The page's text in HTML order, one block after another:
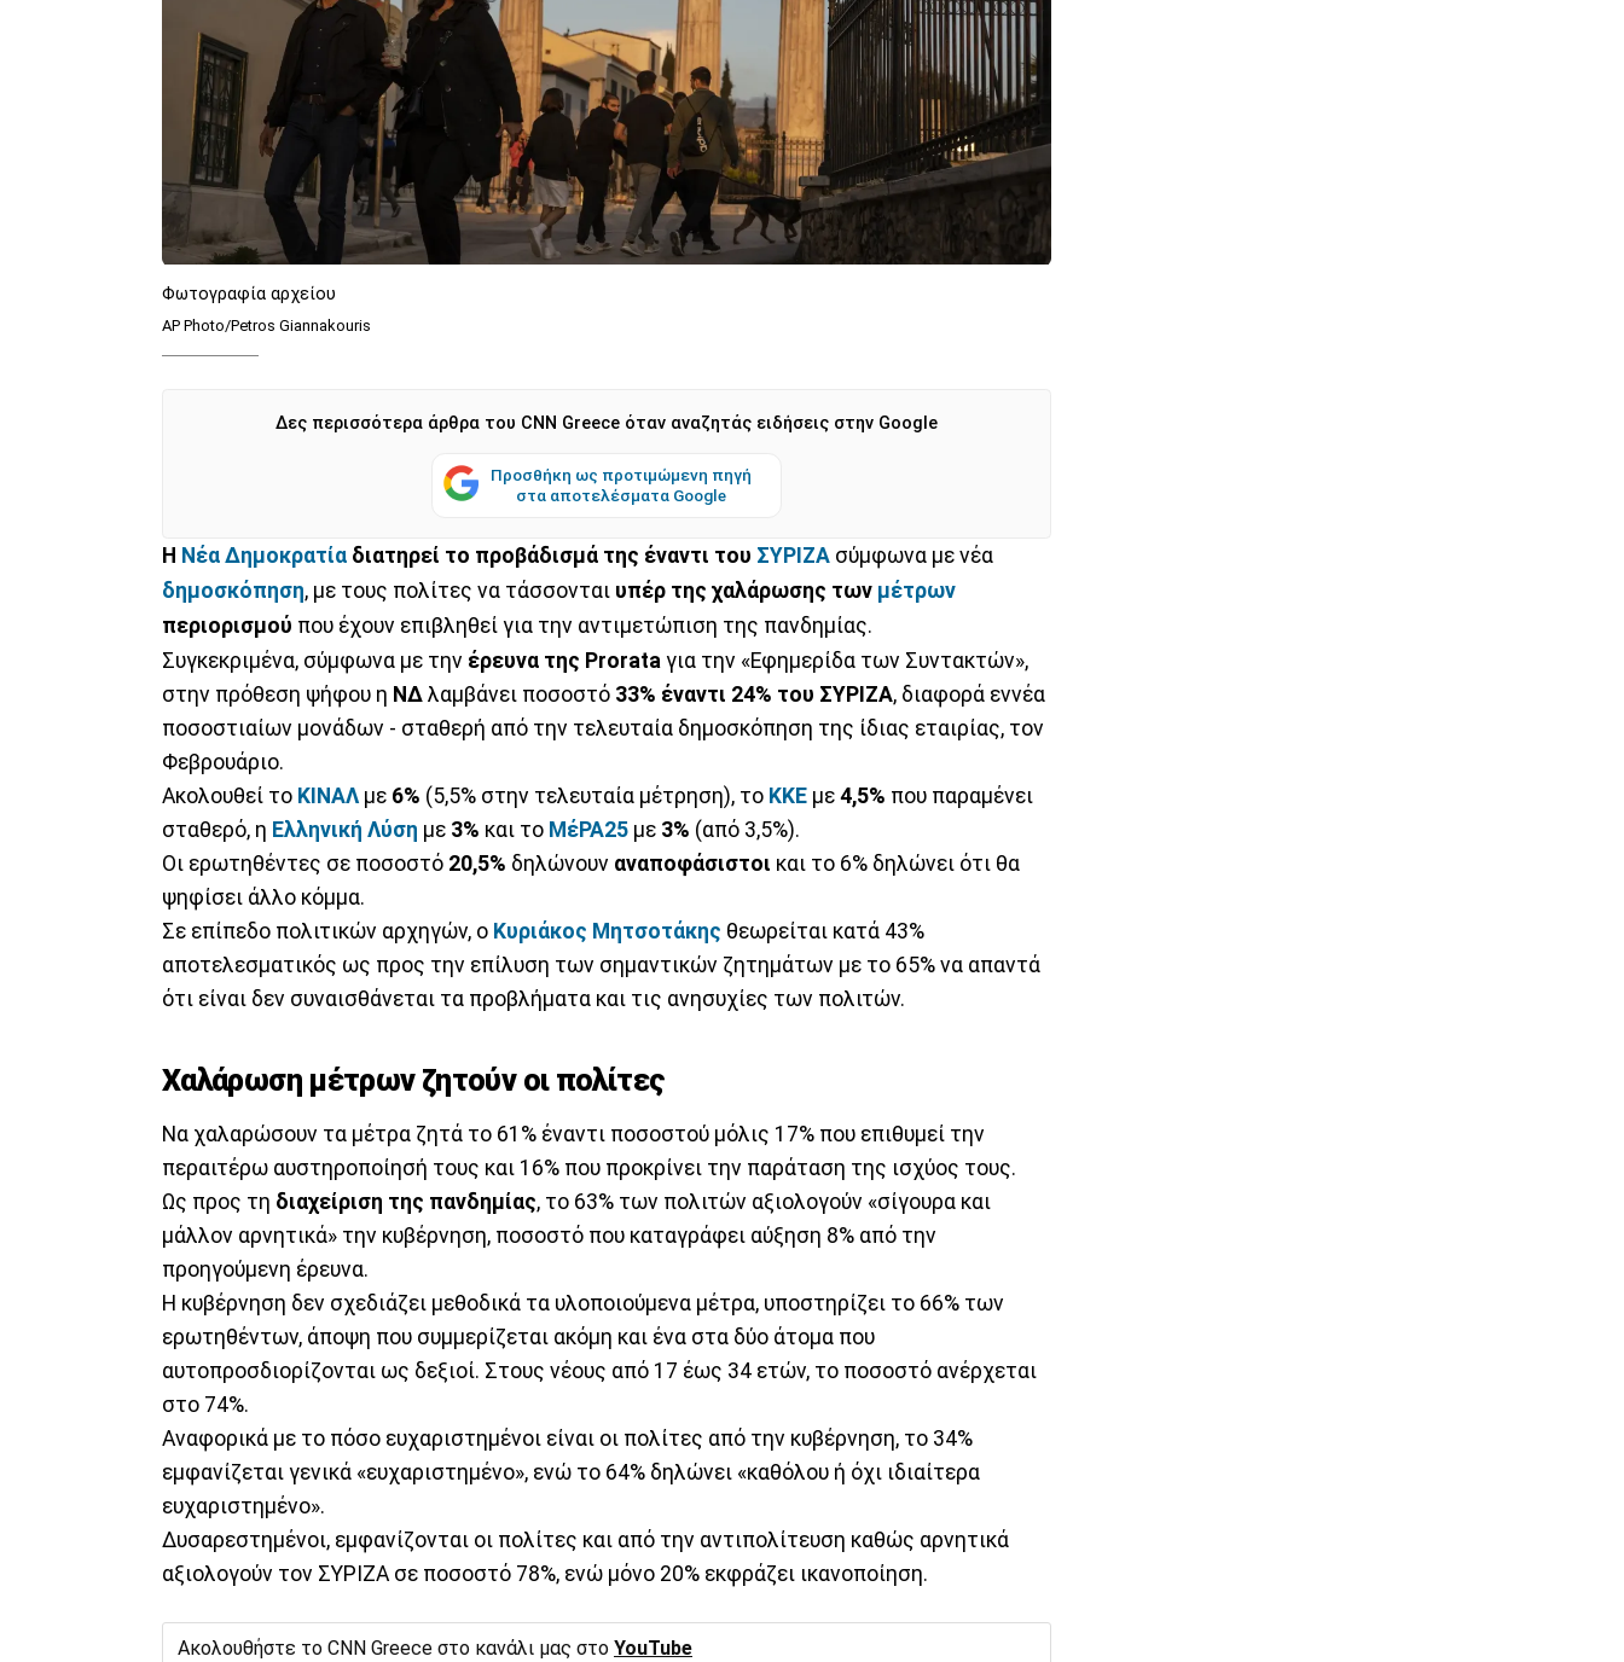
Φωτογραφία αρχείου
AP Photo/Petros Giannakouris
Δες περισσότερα άρθρα του CNN Greece όταν αναζητάς ειδήσεις στην Google
Προσθήκη ως προτιμώμενη πηγή
στα αποτελέσματα Google
Η Νέα Δημοκρατία διατηρεί το προβάδισμά της έναντι του ΣΥΡΙΖΑ σύμφωνα με νέα
δημοσκόπηση, με τους πολίτες να τάσσονται υπέρ της χαλάρωσης των μέτρων
περιορισμού που έχουν επιβληθεί για την αντιμετώπιση της πανδημίας.
Συγκεκριμένα, σύμφωνα με την έρευνα της Prorata για την «Εφημερίδα των Συντακτών»,
στην πρόθεση ψήφου η ΝΔ λαμβάνει ποσοστό 33% έναντι 24% του ΣΥΡΙΖΑ, διαφορά εννέα
ποσοστιαίων μονάδων - σταθερή από την τελευταία δημοσκόπηση της ίδιας εταιρίας, τον
Φεβρουάριο.
Ακολουθεί το ΚΙΝΑΛ με 6% (5,5% στην τελευταία μέτρηση), το ΚΚΕ με 4,5% που παραμένει
σταθερό, η Ελληνική Λύση με 3% και το ΜέΡΑ25 με 3% (από 3,5%).
Οι ερωτηθέντες σε ποσοστό 20,5% δηλώνουν αναποφάσιστοι και το 6% δηλώνει ότι θα
ψηφίσει άλλο κόμμα.
Σε επίπεδο πολιτικών αρχηγών, ο Κυριάκος Μητσοτάκης θεωρείται κατά 43%
αποτελεσματικός ως προς την επίλυση των σημαντικών ζητημάτων με το 65% να απαντά
ότι είναι δεν συναισθάνεται τα προβλήματα και τις ανησυχίες των πολιτών.
Χαλάρωση μέτρων ζητούν οι πολίτες
Να χαλαρώσουν τα μέτρα ζητά το 61% έναντι ποσοστού μόλις 17% που επιθυμεί την
περαιτέρω αυστηροποίησή τους και 16% που προκρίνει την παράταση της ισχύος τους.
Ως προς τη διαχείριση της πανδημίας, το 63% των πολιτών αξιολογούν «σίγουρα και
μάλλον αρνητικά» την κυβέρνηση, ποσοστό που καταγράφει αύξηση 8% από την
προηγούμενη έρευνα.
Η κυβέρνηση δεν σχεδιάζει μεθοδικά τα υλοποιούμενα μέτρα, υποστηρίζει το 66% των
ερωτηθέντων, άποψη που συμμερίζεται ακόμη και ένα στα δύο άτομα που
αυτοπροσδιορίζονται ως δεξιοί. Στους νέους από 17 έως 34 ετών, το ποσοστό ανέρχεται
στο 74%.
Αναφορικά με το πόσο ευχαριστημένοι είναι οι πολίτες από την κυβέρνηση, το 34%
εμφανίζεται γενικά «ευχαριστημένο», ενώ το 64% δηλώνει «καθόλου ή όχι ιδιαίτερα
ευχαριστημένο».
Δυσαρεστημένοι, εμφανίζονται οι πολίτες και από την αντιπολίτευση καθώς αρνητικά
αξιολογούν τον ΣΥΡΙΖΑ σε ποσοστό 78%, ενώ μόνο 20% εκφράζει ικανοποίηση.
Ακολουθήστε το CNN Greece στο κανάλι μας στο YouTube